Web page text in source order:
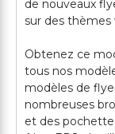
de nouveaux
sur des thèmes
Obtenez ce
tous nos
modèles de
nombreuses
et des